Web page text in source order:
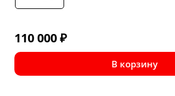
110 000₽
В корзину